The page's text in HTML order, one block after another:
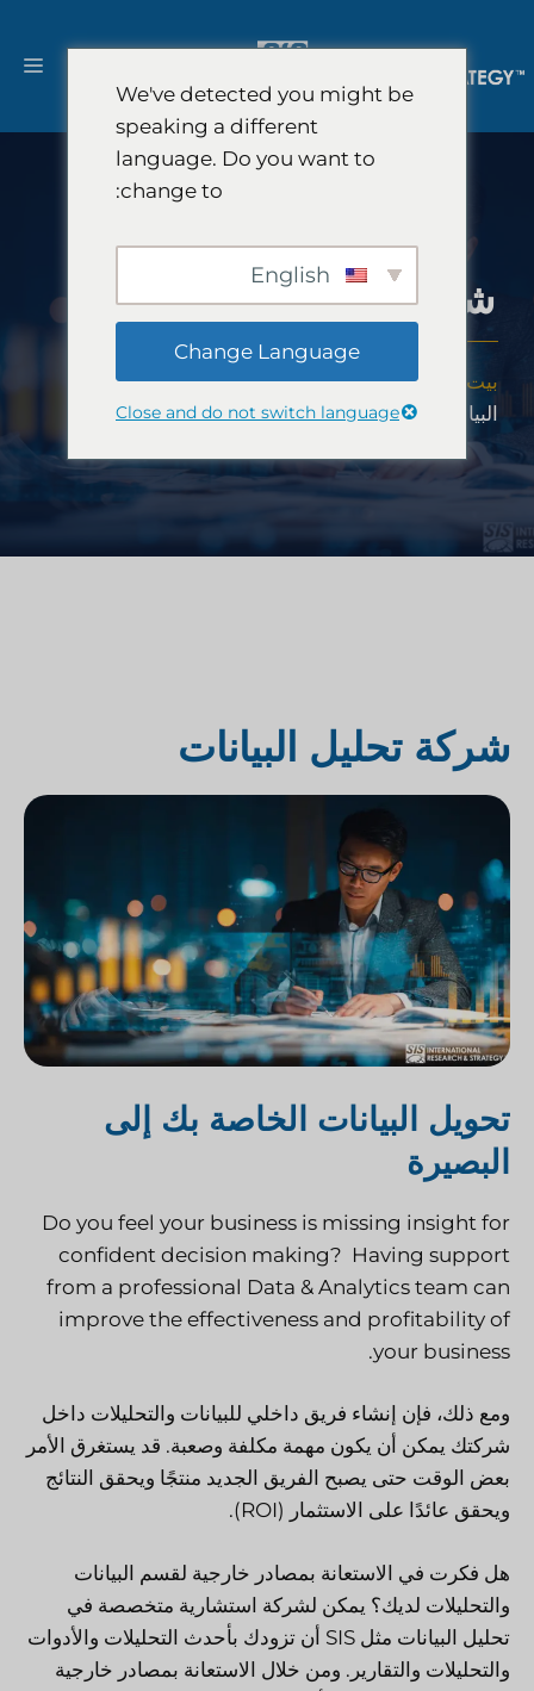
المحتوى
شركة تحليل البيانات
بيت حلول-استشارات الإستراتيجية-شركة تحليل
البيانات
شركة تحليل البيانات
تحويل البيانات الخاصة بك إلى
البصيرة
Do you feel your business is missing insight for
confident decision making? Having support
from a professional Data & Analytics team can
improve the effectiveness and profitability of
your business.
ومع ذلك، فإن إنشاء فريق داخلي للبيانات والتحليلات داخل
شركتك يمكن أن يكون مهمة مكلفة وصعبة. قد يستغرق الأمر
بعض الوقت حتى يصبح الفريق الجديد منتجًا ويحقق النتائج
ويحقق عائدًا على الاستثمار (ROI).
هل فكرت في الاستعانة بمصادر خارجية لقسم البيانات
والتحليلات لديك؟ يمكن لشركة استشارية متخصصة في
تحليل البيانات مثل SIS أن تزودك بأحدث التحليلات والأدوات
والتحليلات والتقارير. ومن خلال الاستعانة بمصادر خارجية
We've detected you might be
speaking a different
language. Do you want to
change to:
Change Language
Close and do not switch language